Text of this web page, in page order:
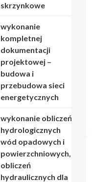
skrzynkowe
wykonanie
kompletnej
dokumentacji
projektowej –
budowa i
przebudowa sieci
energetycznych
wykonanie obliczeń
hydrologicznych
wód opadowych i
powierzchniowych,
obliczeń
hydraulicznych dla